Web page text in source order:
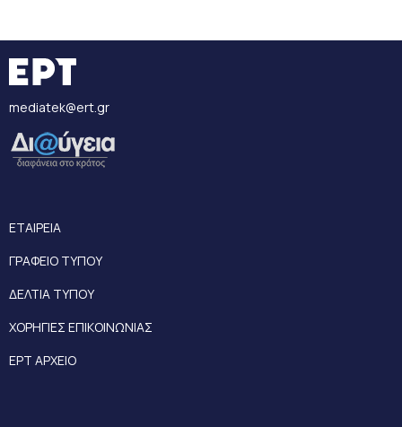
mediatek@ert.gr
ΕΤΑΙΡΕΙΑ
ΓΡΑΦΕΙΟ ΤΥΠΟΥ
ΔΕΛΤΙΑ ΤΥΠΟΥ
ΧΟΡΗΓΙΕΣ ΕΠΙΚΟΙΝΩΝΙΑΣ
ΕΡΤ ΑΡΧΕΙΟ